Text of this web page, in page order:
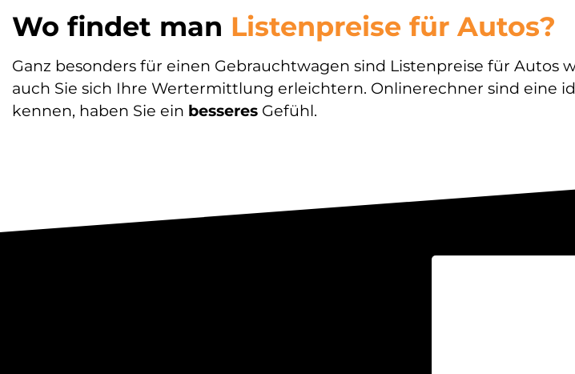
Wo findet man Listenpreise für Autos?
Ganz besonders für einen Gebrauchtwagen sind Listenpreise für Autos
auch Sie sich Ihre Wertermittlung erleichtern. Onlinerechner sind eine
kennen, haben Sie ein besseres Gefühl.